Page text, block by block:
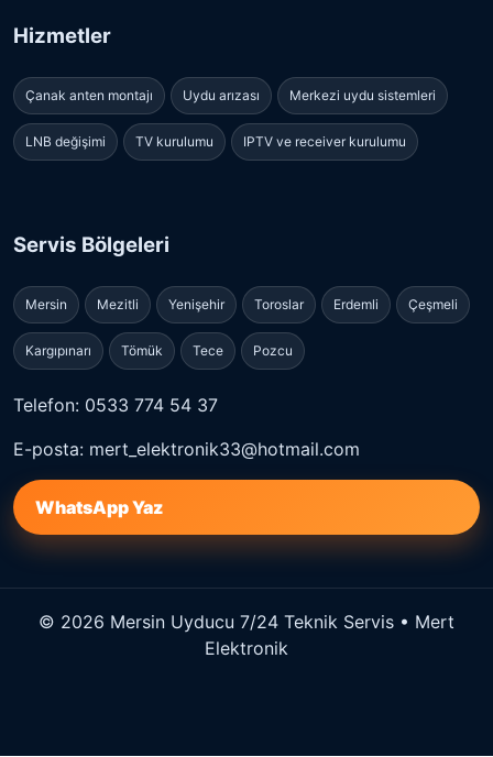
Hizmetler
Çanak anten montajı Uydu arızası Merkezi uydu sistemleri
LNB değişimi TV kurulumu IPTV ve receiver kurulumu
Servis Bölgeleri
Mersin Mezitli Yenişehir Toroslar Erdemli Çeşmeli
Kargıpınarı Tömük Tece Pozcu
Telefon: 0533 774 54 37
E-posta: mert_elektronik33@hotmail.com
WhatsApp Yaz
© 2026 Mersin Uyducu 7/24 Teknik Servis • Mert
Elektronik